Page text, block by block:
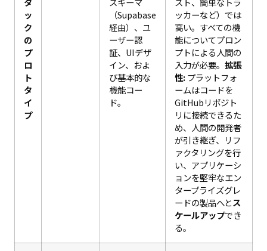
ッ
ク
の
プ
ロ
ト
タ
イ
プ
（Supabase
経由）、ユ
ーザー認
証、UIデザ
イン、およ
び基本的な
機能コー
ド。
ッカーなど）では
高い。すべての機
能についてプロン
プトによる人間の
入力が必要。 拡張
性:プラットフォ
ームはコードを
GitHubリポジト
リに接続できるた
め、人間の開発者
が引き継ぎ、リフ
ァクタリングを行
い、アプリケーシ
ョンを堅牢なエン
タープライズグレ
ードの製品へとス
ケールアップでき
る。